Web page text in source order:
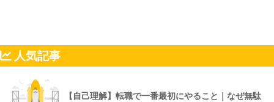
人気記事
【自己理解】転職で一番最初にやること｜なぜ無駄